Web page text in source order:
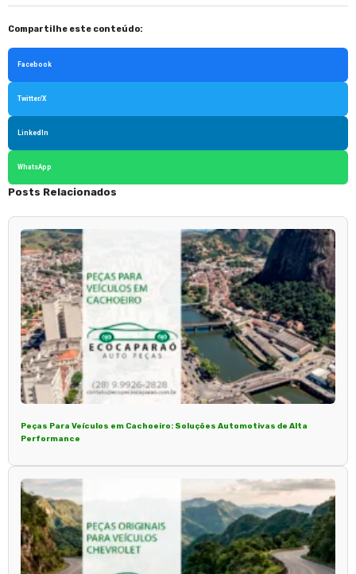
Compartilhe este conteúdo:
Facebook
Twitter/X
LinkedIn
WhatsApp
Posts Relacionados
Peças Para Veículos em Cachoeiro: Soluções Automotivas de Alta
Performance